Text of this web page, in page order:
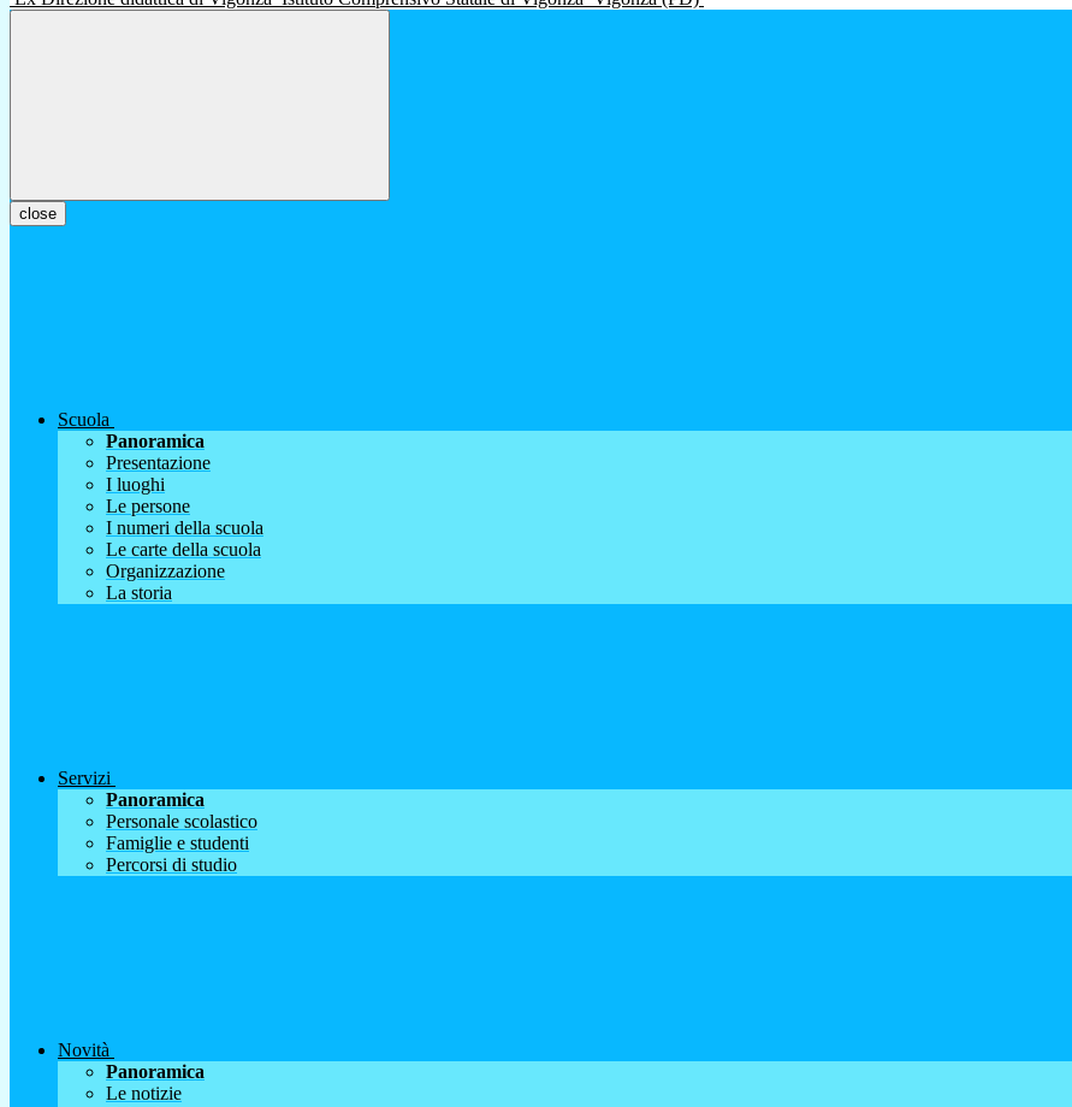
close
Scuola
Panoramica
Presentazione
I luoghi
Le persone
I numeri della scuola
Le carte della scuola
Organizzazione
La storia
Servizi
Panoramica
Personale scolastico
Famiglie e studenti
Percorsi di studio
Novità
Panoramica
Le notizie